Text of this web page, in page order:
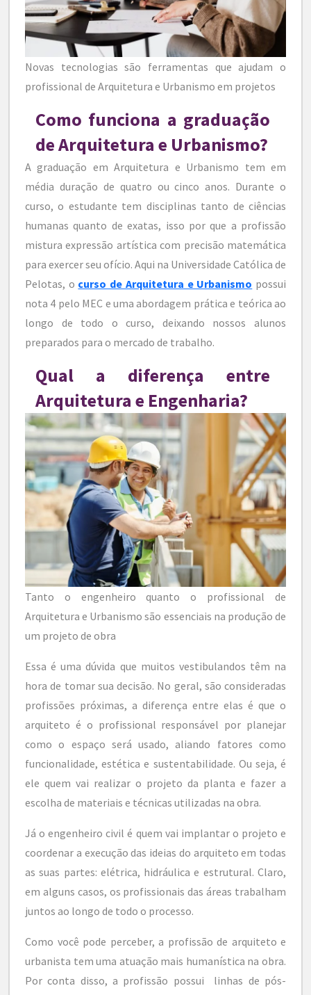
Novas tecnologias são ferramentas que ajudam o
profissional de Arquitetura e Urbanismo em projetos
Como funciona a graduação
de Arquitetura e Urbanismo?
A graduação em Arquitetura e Urbanismo tem em
média duração de quatro ou cinco anos. Durante o
curso, o estudante tem disciplinas tanto de ciências
humanas quanto de exatas, isso por que a profissão
mistura expressão artística com precisão matemática
para exercer seu ofício. Aqui na Universidade Católica de
Pelotas, o curso de Arquitetura e Urbanismo possui
nota 4 pelo MEC e uma abordagem prática e teórica ao
longo de todo o curso, deixando nossos alunos
preparados para o mercado de trabalho.
Qual a diferença entre
Arquitetura e Engenharia?
Tanto o engenheiro quanto o profissional de
Arquitetura e Urbanismo são essenciais na produção de
um projeto de obra
Essa é uma dúvida que muitos vestibulandos têm na
hora de tomar sua decisão. No geral, são consideradas
profissões próximas, a diferença entre elas é que o
arquiteto é o profissional responsável por planejar
como o espaço será usado, aliando fatores como
funcionalidade, estética e sustentabilidade. Ou seja, é
ele quem vai realizar o projeto da planta e fazer a
escolha de materiais e técnicas utilizadas na obra.
Já o engenheiro civil é quem vai implantar o projeto e
coordenar a execução das ideias do arquiteto em todas
as suas partes: elétrica, hidráulica e estrutural. Claro,
em alguns casos, os profissionais das áreas trabalham
juntos ao longo de todo o processo.
Como você pode perceber, a profissão de arquiteto e
urbanista tem uma atuação mais humanística na obra.
Por conta disso, a profissão possui linhas de pós-